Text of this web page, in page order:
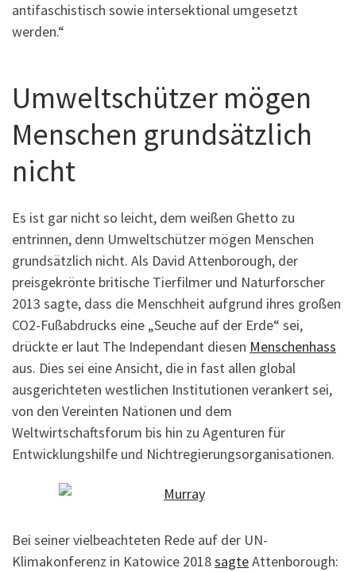
antifaschistisch sowie intersektional umgesetzt
werden.“
Umweltschützer mögen
Menschen grundsätzlich
nicht
Es ist gar nicht so leicht, dem weißen Ghetto zu
entrinnen, denn Umweltschützer mögen Menschen
grundsätzlich nicht. Als David Attenborough, der
preisgekrönte britische Tierfilmer und Naturforscher
2013 sagte, dass die Menschheit aufgrund ihres großen
CO2-Fußabdrucks eine „Seuche auf der Erde“ sei,
drückte er laut The Independant diesen Menschenhass
aus. Dies sei eine Ansicht, die in fast allen global
ausgerichteten westlichen Institutionen verankert sei,
von den Vereinten Nationen und dem
Weltwirtschaftsforum bis hin zu Agenturen für
Entwicklungshilfe und Nichtregierungsorganisationen.
Bei seiner vielbeachteten Rede auf der UN-
Klimakonferenz in Katowice 2018sagteAttenborough: